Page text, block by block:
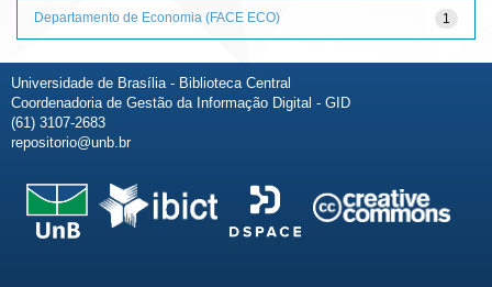
1
Departamento de Economia (FACE ECO)
Universidade de Brasília - Biblioteca Central
Coordenadoria de Gestão da Informação Digital - GID
(61) 3107-2683
repositorio@unb.br